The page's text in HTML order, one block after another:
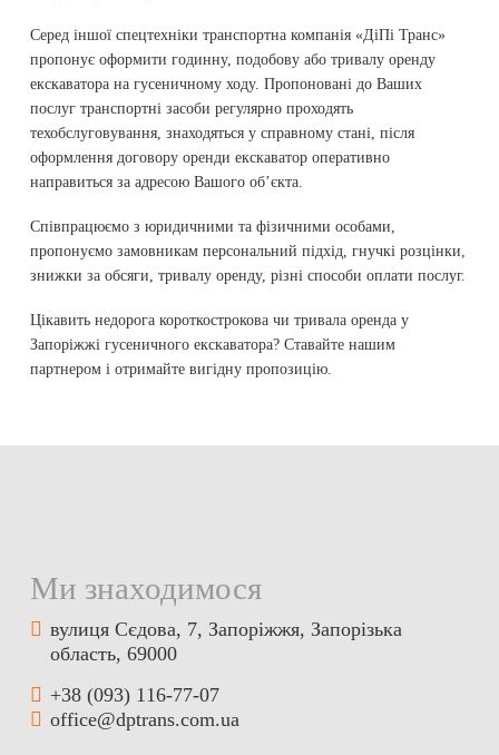
Серед іншої спецтехніки транспортна компанія «ДіПі Транс»
пропонує оформити годинну, подобову або тривалу оренду
екскаватора на гусеничному ходу. Пропоновані до Ваших
послуг транспортні засоби регулярно проходять
техобслуговування, знаходяться у справному стані, після
оформлення договору оренди екскаватор оперативно
направиться за адресою Вашого об’єкта.
Співпрацюємо з юридичними та фізичними особами,
пропонуємо замовникам персональний підхід, гнучкі розцінки,
знижки за обсяги, тривалу оренду, різні способи оплати послуг.
Цікавить недорога короткострокова чи тривала оренда у
Запоріжжі гусеничного екскаватора? Ставайте нашим
партнером і отримайте вигідну пропозицію.
Ми знаходимося
вулиця Сєдова, 7, Запоріжжя, Запорізька
область, 69000
+38 (093) 116-77-07
office@dptrans.com.ua